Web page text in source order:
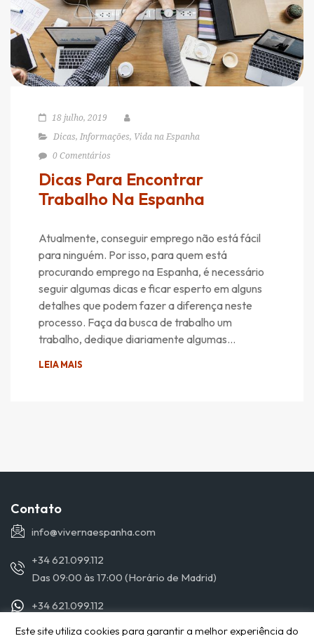
18 julho, 2019
Dicas, Informações, Vida na Espanha
0 Comentários
Dicas Para Encontrar
Trabalho Na Espanha
Atualmente, conseguir emprego não está fácil
para ninguém. Por isso, para quem está
procurando emprego na Espanha, é necessário
seguir algumas dicas e ficar esperto em alguns
detalhes que podem fazer a diferença neste
processo. Faça da busca de trabalho um
trabalho, dedique diariamente algumas…
LEIA MAIS
Contato
info@vivernaespanha.com
+34 621.099.112
Das 09:00 às 17:00 (Horário de Madrid)
+34 621.099.112
Este site utiliza cookies para garantir a melhor experiência do